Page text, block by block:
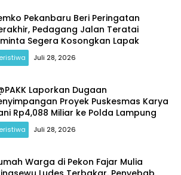
Pekanbaru Beri Peringatan
Pedagang Jalan Teratai
Segera Kosongkan Lapak
Juli 28, 2026
Laporkan Dugaan
Proyek Puskesmas Karya
Rp4,088 Miliar ke Polda Lampung
Juli 28, 2026
Warga di Pekon Fajar Mulia